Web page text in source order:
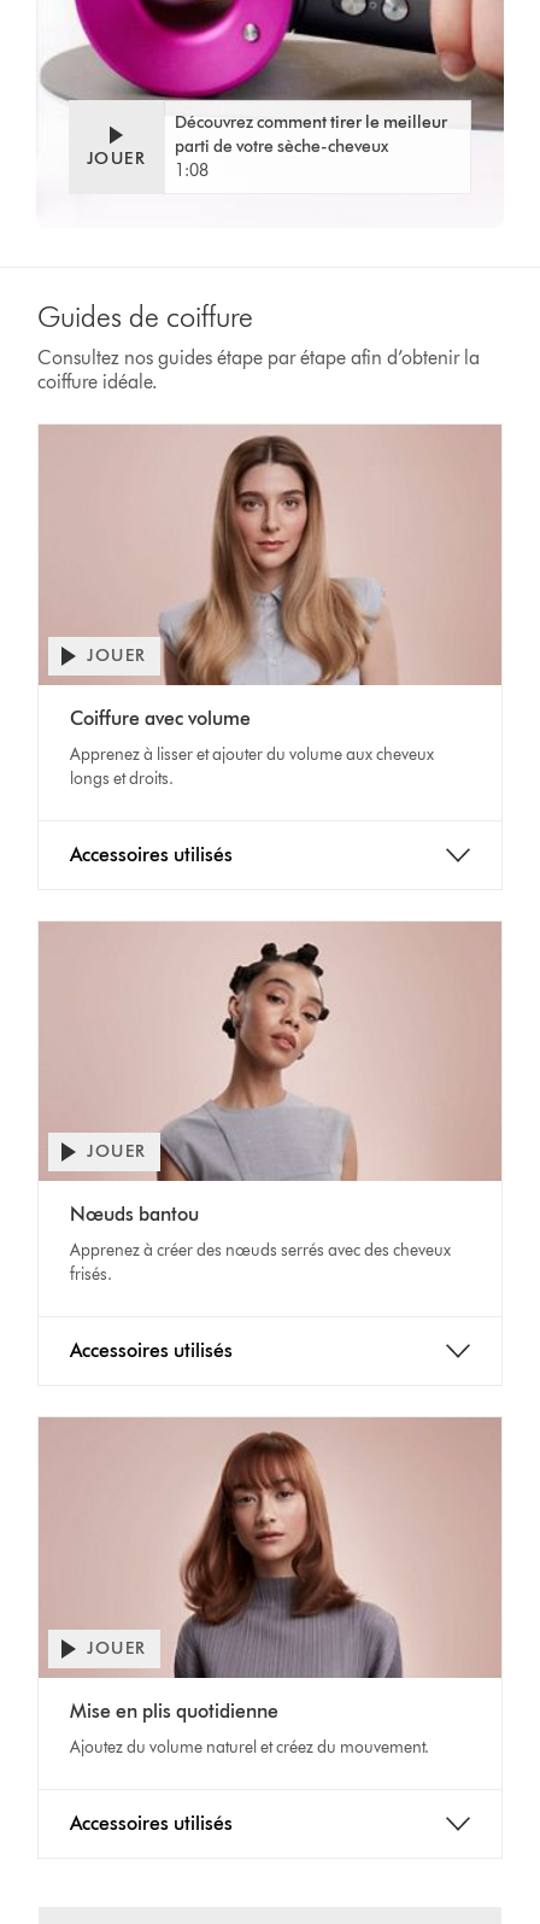
vidéo
JOUER
Découvrez comment tirer le meilleur
parti de votre sèche-cheveux
1:08
Guides de coiffure
Consultez nos guides étape par étape afin d’obtenir la
coiffure idéale.
Transcript
Ouvrir
la
transcription
de
la
vidéo
JOUER
Coiffure avec volume
Apprenez à lisser et ajouter du volume aux cheveux
longs et droits.
Accessoires utilisés
Transcript
Ouvrir
la
transcription
la
vidéo
JOUER
Nœuds bantou
Apprenez à créer des nœuds serrés avec des cheveux
frisés.
Accessoires utilisés
Transcript
Ouvrir
la
transcription
de
la
JOUER
Mise en plis quotidienne
Ajoutez du volume naturel et créez du mouvement.
Accessoires utilisés